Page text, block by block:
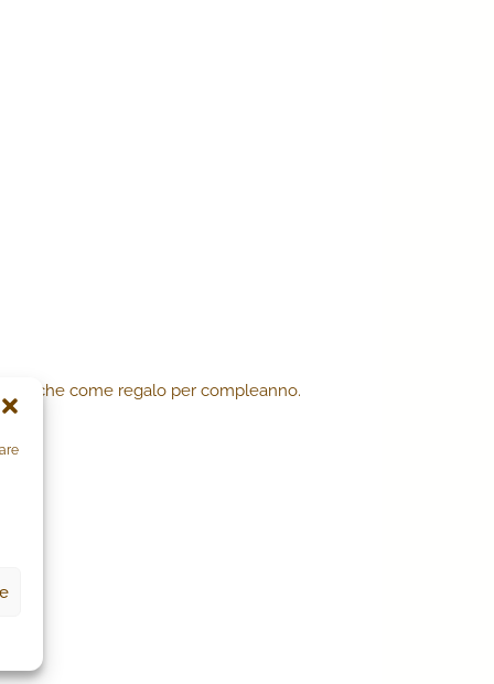
anche come regalo per compleanno.